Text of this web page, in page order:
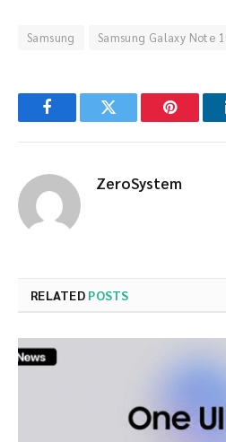
Samsung Samsung Galaxy Note
FacebookTwitter Pinterest
ZeroSystem
RELATED POSTS